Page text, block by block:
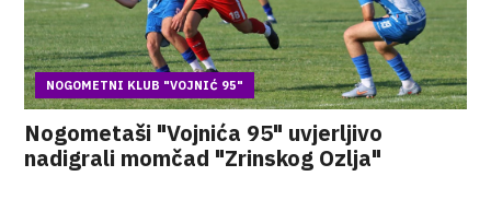
NOGOMETNI KLUB "VOJNIĆ 95"
Nogometaši "Vojnića 95" uvjerljivo
nadigrali momčad "Zrinskog Ozlja"